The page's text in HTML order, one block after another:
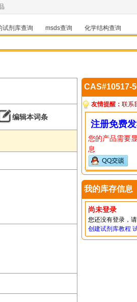
试剂库查询 msds查询
化学结构查询
编辑本词条
CAS#10517-
友情提醒： 联系
注册免费
您的产品需要
息
我的库存信息
尚未登录
您还没有登录，
创建试剂库教程